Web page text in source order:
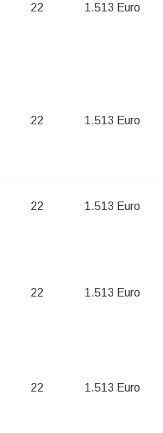
22 1.513 Euro
22 1.513 Euro
22 1.513 Euro
22 1.513 Euro
22 1.513 Euro